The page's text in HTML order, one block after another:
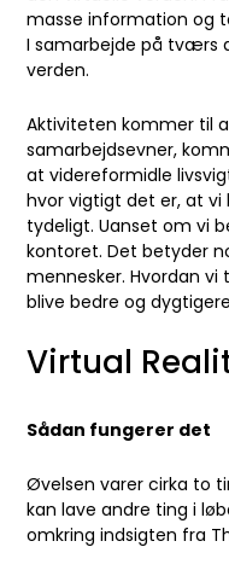
masse information og
I samarbejde på tværs
verden.
Aktiviteten kommer til
samarbejdsevner,
at videreformidle
hvor vigtigt det er, at
tydeligt. Uanset om vi
kontoret. Det betyder
mennesker. Hvordan
blive bedre og
Virtual
Sådan fungerer det
Øvelsen varer cirka to
kan lave andre ting i
omkring indsigten fra